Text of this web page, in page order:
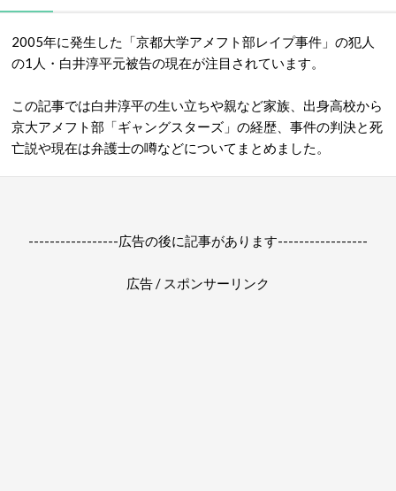
2005年に発生した「京都大学アメフト部レイプ事件」の犯人
の1人・白井淳平元被告の現在が注目されています。
この記事では白井淳平の生い立ちや親など家族、出身高校から
京大アメフト部「ギャングスターズ」の経歴、事件の判決と死
亡説や現在は弁護士の噂などについてまとめました。
-----------------広告の後に記事があります-----------------
広告 / スポンサーリンク